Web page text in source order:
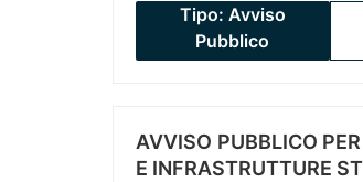
Tipo: Avviso
Pubblico
AVVISO PUBBLICO
E INFRASTRUTTURE